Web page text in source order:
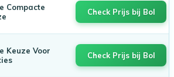
Compacte
Check Prijs bij Bol
Keuze Voor
Check Prijs bij Bol